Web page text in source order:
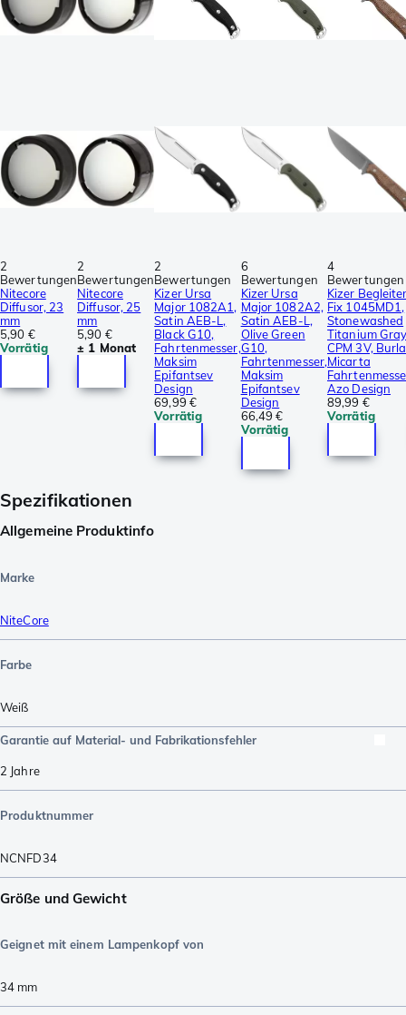
2
Bewertungen
Nitecore
Diffusor, 23
mm
5,90 €
Vorrätig
2
Bewertungen
Nitecore
Diffusor, 25
mm
5,90 €
± 1 Monat
2
Bewertungen
Kizer Ursa
Major 1082A1,
Satin AEB-L,
Black G10,
Fahrtenmesser,
Maksim
Epifantsev
Design
69,99 €
Vorrätig
6
Bewertungen
Kizer Ursa
Major 1082A2,
Satin AEB-L,
Olive Green
G10,
Fahrtenmesser,
Maksim
Epifantsev
Design
66,49 €
Vorrätig
4
Bewertungen
Kizer
Fix 1045MD1,
Stonewashed
Titanium
CPM 3V,
Micarta
Azo Design
89,99 €
Vorrätig
Spezifikationen
Allgemeine Produktinfo
Marke
NiteCore
Farbe
Weiß
Garantie auf Material- und Fabrikationsfehler
2 Jahre
Produktnummer
NCNFD34
Größe und Gewicht
Geignet mit einem Lampenkopf von
34 mm